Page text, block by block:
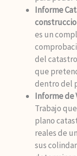
Informe
es un
del
que
dentro del
Informe de
Trabajo
plano
reales de
sus